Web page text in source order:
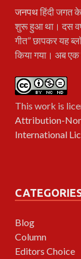
जनपथहिंदी जगत
शुरू हुआ था। दस
गीत” छापकर यह
किया गया। अब
This work is
Attribution-
International
Blog
Column
Editors Choice